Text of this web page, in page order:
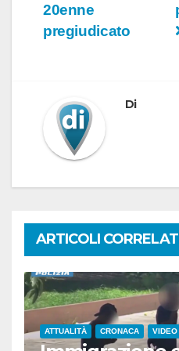
20enne
pregiudicato
Di
ARTICOLI
ATTUALITÀ CRONACA VIDEO